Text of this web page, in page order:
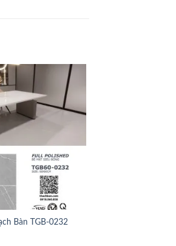
Bàn TGB-0232